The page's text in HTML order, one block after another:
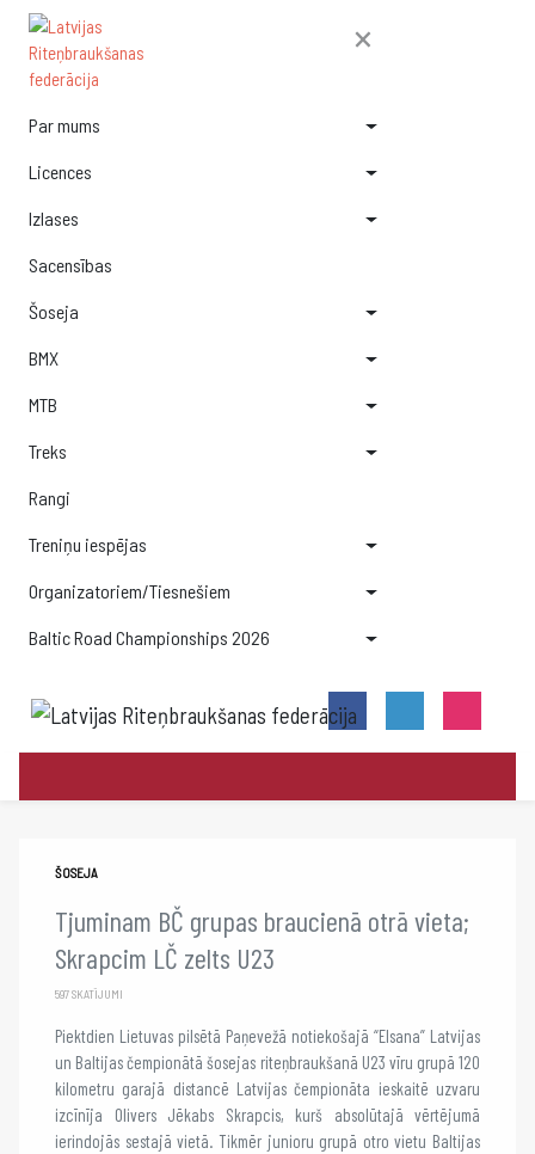
×
Par mums
Licences
Izlases
Sacensības
Šoseja
BMX
MTB
Treks
Rangi
Treniņu iespējas
Organizatoriem/Tiesnešiem
Baltic Road Championships 2026
ŠOSEJA
Tjuminam BČ grupas braucienā otrā vieta;
Skrapcim LČ zelts U23
597 SKATĪJUMI
Piektdien Lietuvas pilsētā Paņevežā notiekošajā “Elsana” Latvijas
un Baltijas čempionātā šosejas riteņbraukšanā U23 vīru grupā 120
kilometru garajā distancē Latvijas čempionāta ieskaitē uzvaru
izcīnīja Olivers Jēkabs Skrapcis, kurš absolūtajā vērtējumā
ierindojās sestajā vietā. Tikmēr junioru grupā otro vietu Baltijas